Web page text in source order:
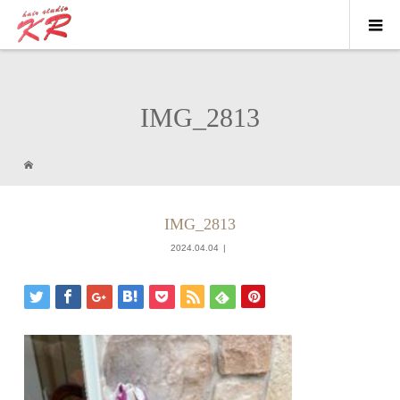
IMG_2813
IMG_2813
2024.04.04